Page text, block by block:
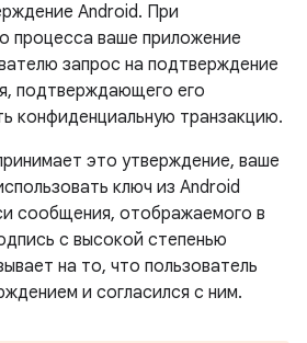
Android. При
процесса ваше приложение
запрос на подтверждение
подтверждающего его
конфиденциальную транзакцию.
это утверждение, ваше
ключ из Android
сообщения, отображаемого в
с высокой степенью
на то, что пользователь
и согласился с ним.